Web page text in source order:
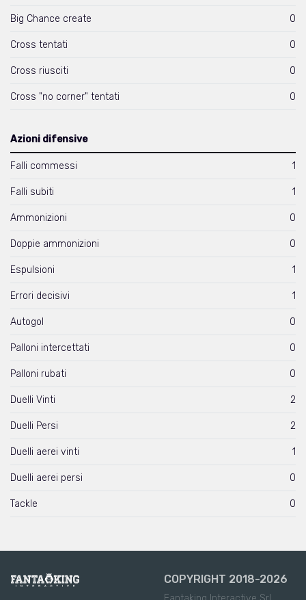
Big Chance create 0
Cross tentati 0
Cross riusciti 0
Cross "no corner" tentati 0
Azioni difensive
Falli commessi 1
Falli subiti 1
Ammonizioni 0
Doppie ammonizioni 0
Espulsioni 1
Errori decisivi 1
Autogol 0
Palloni intercettati 0
Palloni rubati 0
Duelli Vinti 2
Duelli Persi 2
Duelli aerei vinti 1
Duelli aerei persi 0
Tackle 0
COPYRIGHT 2018-2026